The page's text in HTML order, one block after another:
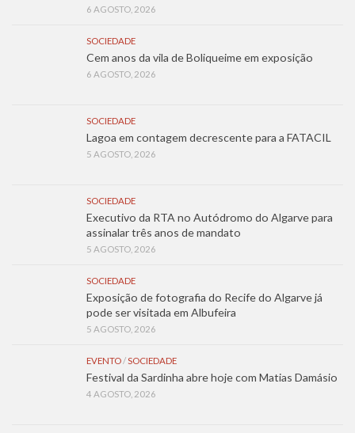
6 AGOSTO, 2026
SOCIEDADE
Cem anos da vila de Boliqueime em exposição
6 AGOSTO, 2026
SOCIEDADE
Lagoa em contagem decrescente para a FATACIL
5 AGOSTO, 2026
SOCIEDADE
Executivo da RTA no Autódromo do Algarve para
assinalar três anos de mandato
5 AGOSTO, 2026
SOCIEDADE
Exposição de fotografia do Recife do Algarve já
pode ser visitada em Albufeira
5 AGOSTO, 2026
EVENTO/SOCIEDADE
Festival da Sardinha abre hoje com Matias Damásio
4 AGOSTO, 2026